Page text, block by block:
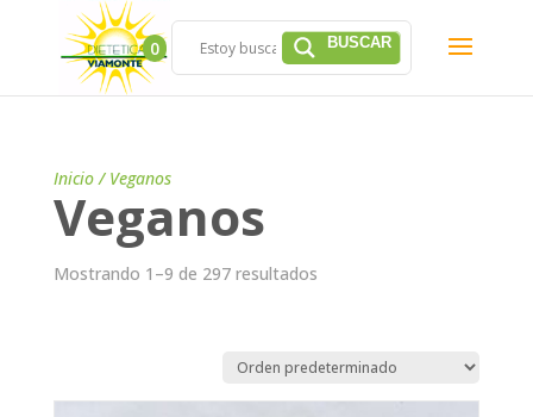
0
Inicio/ Veganos
Veganos
Mostrando 1–9 de 297 resultados